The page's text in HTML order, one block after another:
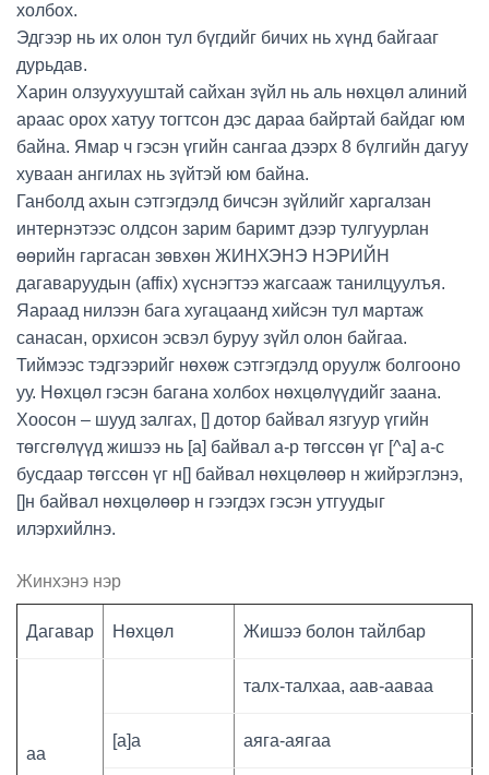
холбох.
Эдгээр нь их олон тул бүгдийг бичих нь хүнд байгааг
дурьдав.
Харин олзуухууштай сайхан зүйл нь аль нөхцөл алиний
араас орох хатуу тогтсон дэс дараа байртай байдаг юм
байна. Ямар ч гэсэн үгийн сангаа дээрх 8 бүлгийн дагуу
хуваан ангилах нь зүйтэй юм байна.
Ганболд ахын сэтгэгдэлд бичсэн зүйлийг харгалзан
интернэтээс олдсон зарим баримт дээр тулгуурлан
өөрийн гаргасан зөвхөн ЖИНХЭНЭ НЭРИЙН
дагаваруудын (affix) хүснэгтээ жагсааж танилцуулъя.
Яараад нилээн бага хугацаанд хийсэн тул мартаж
санасан, орхисон эсвэл буруу зүйл олон байгаа.
Тиймээс тэдгээрийг нөхөж сэтгэгдэлд оруулж болгооно
уу. Нөхцөл гэсэн багана холбох нөхцөлүүдийг заана.
Хоосон – шууд залгах, [] дотор байвал язгуур үгийн
төгсгөлүүд жишээ нь [а] байвал а-р төгссөн үг [^а] а-с
бусдаар төгссөн үг н[] байвал нөхцөлөөр н жийрэглэнэ,
[]н байвал нөхцөлөөр н гээгдэх гэсэн утгуудыг
илэрхийлнэ.
Жинхэнэ нэр
Дагавар Нөхцөл Жишээ болон тайлбар
аа
талх-талхаа, аав-ааваа
[а]а аяга-аягаа